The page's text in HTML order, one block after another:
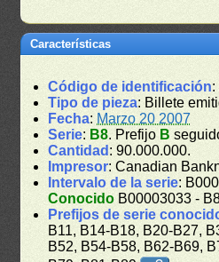
Características
Código de identificación:
Tipo de pieza: Billete
Fecha: Marzo 20 2007
Serie: B8. Prefijo B
Cantidad : 90.000.000.
Impresor: Canadian
Intervalo de la serie:
Conocido B00003033 -
Prefijos de serie
B11, B14-B18, B20-B27,
B52, B54-B58, B62-B69,